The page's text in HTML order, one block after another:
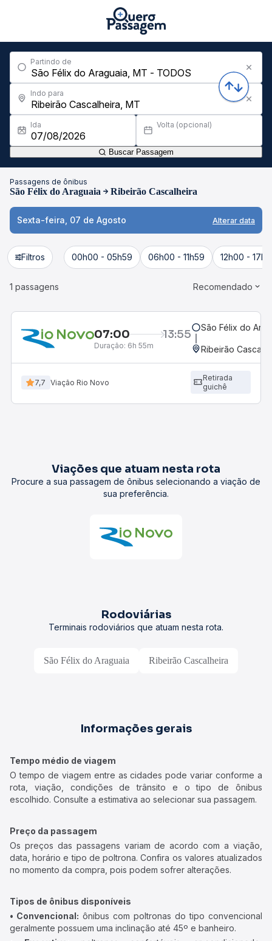
Partindo de
Indo para
Ida Volta (opcional)
Buscar Passagem
Passagens de ônibus
São Félix do Araguaia Ribeirão Cascalheira
Sexta-feira, 07 de Agosto Alterar data
Filtros 00h00 - 05h59 06h00 - 11h59 12h00 -
1 passagens Recomendado
07:00 13:55
Duração: 6h 55m
São Félix do
Ribeirão
7,7 Viação Rio Novo
Retirada
guichê
Viações que atuam nesta rota
Procure a sua passagem de ônibus selecionando a viação de
sua preferência.
Rodoviárias
Terminais rodoviários que atuam nesta rota.
São Félix do Araguaia Ribeirão Cascalheira
Informações gerais
Tempo médio de viagem
O tempo de viagem entre as cidades pode variar conforme a
rota, viação, condições de trânsito e o tipo de ônibus
escolhido. Consulte a estimativa ao selecionar sua passagem.
Preço da passagem
Os preços das passagens variam de acordo com a viação,
data, horário e tipo de poltrona. Confira os valores atualizados
no momento da compra, pois podem sofrer alterações.
Tipos de ônibus disponíveis
• Convencional: ônibus com poltronas do tipo convencional
geralmente possuem uma inclinação até 45º e banheiro.